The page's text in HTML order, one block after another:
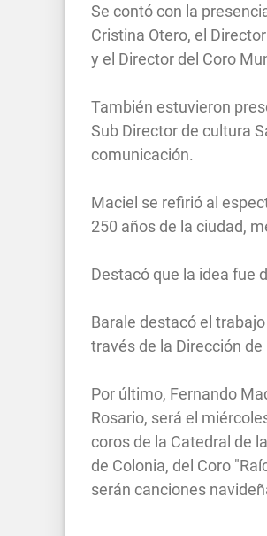
Se contó con la
Cristina Otero, el
y el Director del Coro
También estuvieron
Sub Director de cultura
comunicación.
Maciel se refirió al
250 años de la ciudad,
Destacó que la idea fue
Barale destacó el
través de la Dirección de
Por último, Fernando
Rosario, será el
coros de la Catedral de
de Colonia, del Coro
serán canciones